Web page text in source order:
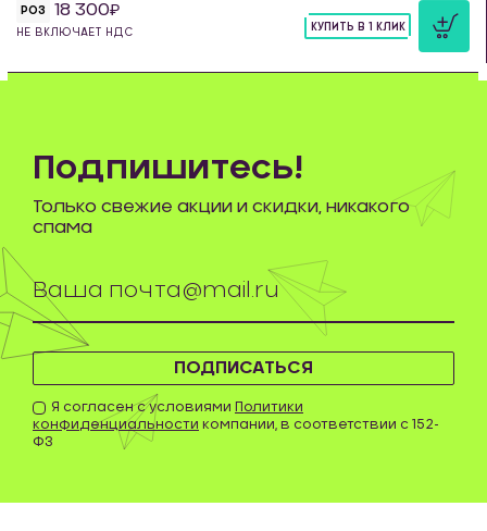
РОЗ 18 300
НЕ ВКЛЮЧАЕТ НДС
КУПИТЬ В 1 КЛИК
ПОДПИСАТЬСЯ
Я согласен с условиями Политики
конфиденциальности компании, в соответствии с 152-
ФЗ
Подпишитесь!
Только свежие акции и скидки, никакого
спама